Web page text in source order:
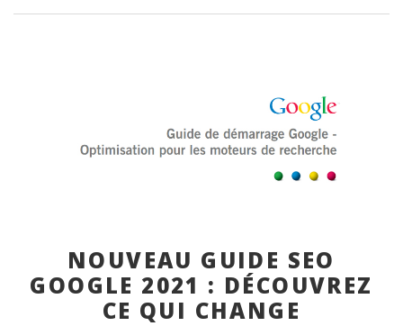
Blog
NOUVEAU GUIDE SEO
GOOGLE 2021 : DÉCOUVREZ
CE QUI CHANGE